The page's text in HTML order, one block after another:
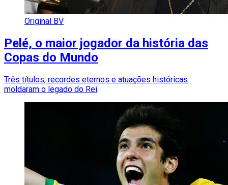
Original BV
Pelé, o maior jogador da história das
Copas do Mundo
Três títulos, recordes eternos e atuações históricas
moldaram o legado do Rei